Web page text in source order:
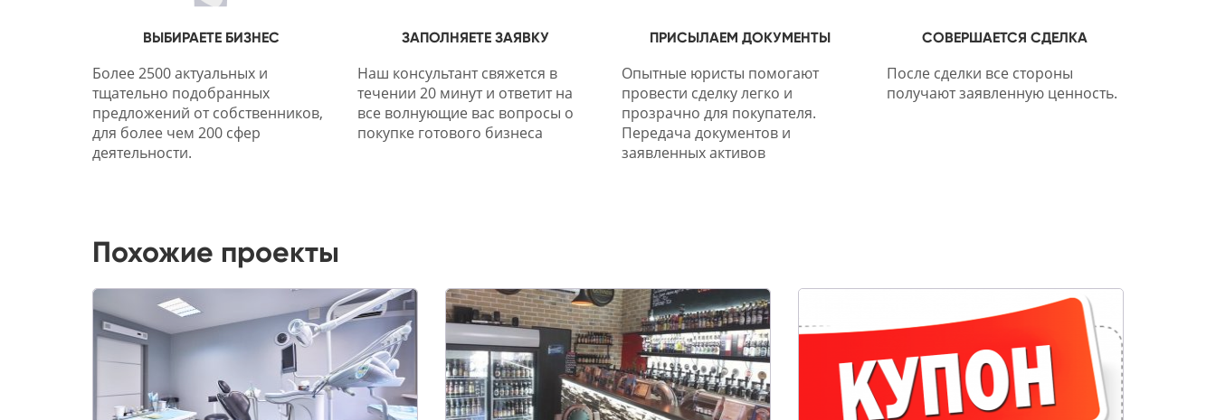
ВЫБИРАЕТЕ БИЗНЕС
Более 2500 актуальных и
тщательно подобранных
предложений от собственников,
для более чем 200 сфер
деятельности.
ЗАПОЛНЯЕТЕ ЗАЯВКУ
Наш консультант свяжется в
течении 20 минут и ответит на
все волнующие вас вопросы о
покупке готового бизнеса
ПРИСЫЛАЕМ ДОКУМЕНТЫ
Опытные юристы помогают
провести сделку легко и
прозрачно для покупателя.
Передача документов и
заявленных активов
СОВЕРШАЕТСЯ СДЕЛКА
После сделки все стороны
получают заявленную ценность.
Похожие проекты